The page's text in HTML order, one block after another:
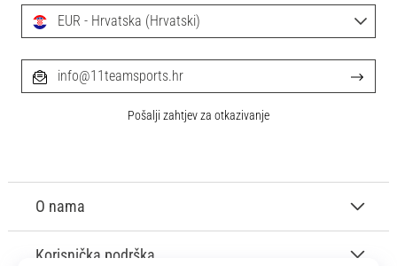
O nama
Korisnička podrška
EUR - Hrvatska (Hrvatski)
info@11teamsports.hr
Pošalji zahtjev za otkazivanje